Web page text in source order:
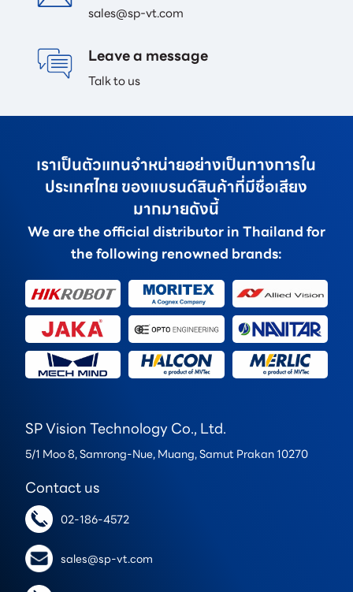
sales@sp-vt.com
Leave a message
Talk to us
เราเป็นตัวแทนจำหน่ายอย่างเป็นทางการใน
ประเทศไทย ของแบรนด์สินค้าที่มีชื่อเสียง
มากมายดังนี้
We are the official distributor in Thailand for
the following renowned brands:
SP Vision Technology Co., Ltd.
5/1 Moo 8, Samrong-Nue, Muang, Samut Prakan 10270
Contact us
02-186-4572
sales@sp-vt.com